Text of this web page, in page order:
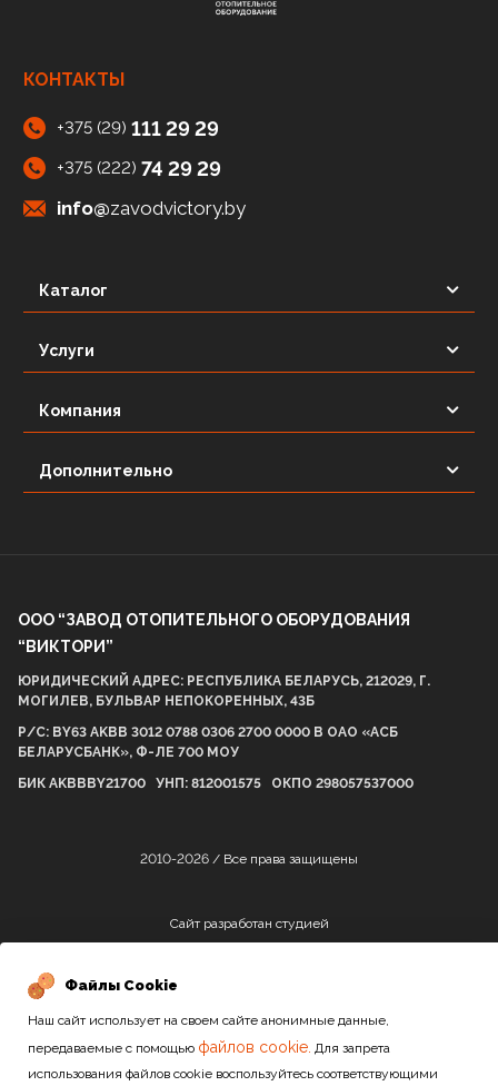
Каталог
Услуги
Компания
Дополнительно
КОНТАКТЫ
+375 (29) 111 29 29
+375 (222) 74 29 29
info@zavodvictory.by
ООО “ЗАВОД ОТОПИТЕЛЬНОГО ОБОРУДОВАНИЯ
“ВИКТОРИ”
ЮРИДИЧЕСКИЙ АДРЕС: РЕСПУБЛИКА БЕЛАРУСЬ, 212029, Г.
МОГИЛЕВ, БУЛЬВАР НЕПОКОРЕННЫХ, 43Б
Р/С: BY63 AKBB 3012 0788 0306 2700 0000 В ОАО «АСБ
БЕЛАРУСБАНК», Ф-ЛЕ 700 МОУ
БИК AKBBBY21700 УНП: 812001575 ОКПО 298057537000
2010-2026 / Все права защищены
Сайт разработан студией
Файлы Cookie
Наш сайт использует на своем сайте анонимные данные,
передаваемые с помощью файлов cookie. Для запрета
использования файлов cookie воспользуйтесь соответствующими